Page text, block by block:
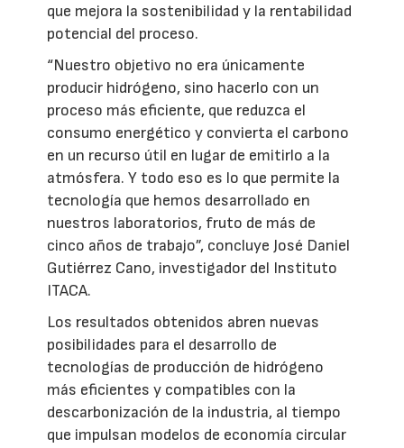
que mejora la sostenibilidad y la rentabilidad
potencial del proceso.
“Nuestro objetivo no era únicamente
producir hidrógeno, sino hacerlo con un
proceso más eficiente, que reduzca el
consumo energético y convierta el carbono
en un recurso útil en lugar de emitirlo a la
atmósfera. Y todo eso es lo que permite la
tecnología que hemos desarrollado en
nuestros laboratorios, fruto de más de
cinco años de trabajo”, concluye José Daniel
Gutiérrez Cano, investigador del Instituto
ITACA.
Los resultados obtenidos abren nuevas
posibilidades para el desarrollo de
tecnologías de producción de hidrógeno
más eficientes y compatibles con la
descarbonización de la industria, al tiempo
que impulsan modelos de economía circular